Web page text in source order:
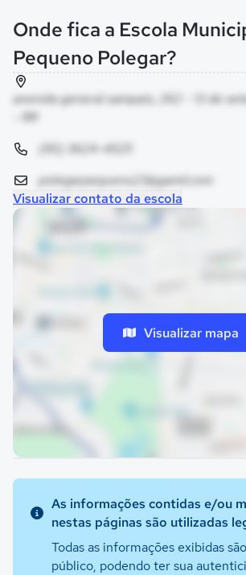
Onde fica a Escola
Pequeno Polegar?
avenida general sampaio, 262 - 13 de
- RR
(95) 3624-4525
polegarpequeno23@gamil.com
Visualizar contato da escola
Visualizar mapa
As informações contidas e/ou
nestas páginas são utilizadas
Todas as informações exibidas
público, podendo ter sua